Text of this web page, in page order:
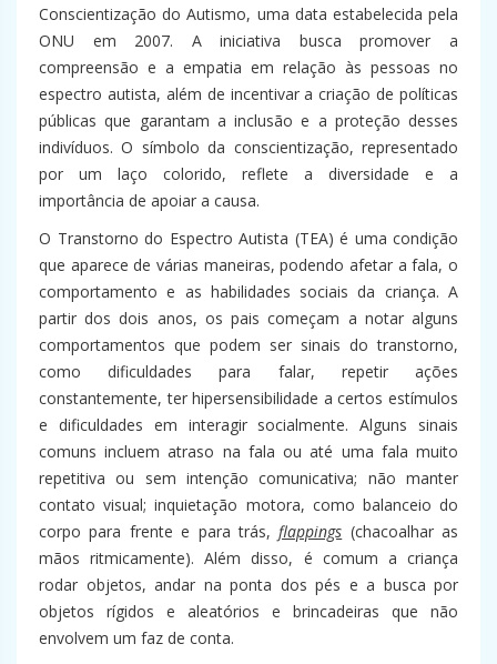
Conscientização do Autismo, uma data estabelecida pela
ONU em 2007. A iniciativa busca promover a
compreensão e a empatia em relação às pessoas no
espectro autista, além de incentivar a criação de políticas
públicas que garantam a inclusão e a proteção desses
indivíduos. O símbolo da conscientização, representado
por um laço colorido, reflete a diversidade e a
importância de apoiar a causa.
O Transtorno do Espectro Autista (TEA) é uma condição
que aparece de várias maneiras, podendo afetar a fala, o
comportamento e as habilidades sociais da criança. A
partir dos dois anos, os pais começam a notar alguns
comportamentos que podem ser sinais do transtorno,
como dificuldades para falar, repetir ações
constantemente, ter hipersensibilidade a certos estímulos
e dificuldades em interagir socialmente. Alguns sinais
comuns incluem atraso na fala ou até uma fala muito
repetitiva ou sem intenção comunicativa; não manter
contato visual; inquietação motora, como balanceio do
corpo para frente e para trás,flappings (chacoalhar as
mãos ritmicamente). Além disso, é comum a criança
rodar objetos, andar na ponta dos pés e a busca por
objetos rígidos e aleatórios e brincadeiras que não
envolvem um faz de conta.